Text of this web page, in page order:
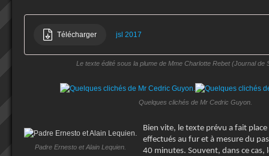
Télécharger jsl 2017
Le texte édité sous la plume de Mme Charlotte Rebet (Journal de
Quelques clichés de Mr Cedric Guyon.
Padre Ernesto et Alain Lequien.
Bien vite, le texte prévu a fait
effectués au fur et à mesure du
40 minutes. Souvent, dans ce cas,